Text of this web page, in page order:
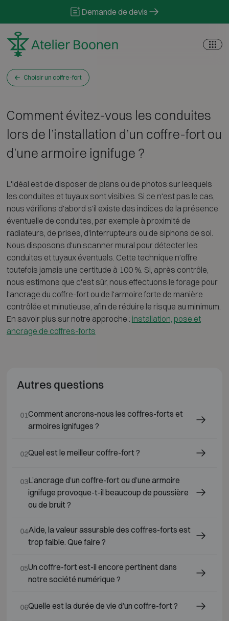
Demande de devis
Choisir un coffre-fort
Comment évitez-vous les conduites
lors de l’installation d’un coffre-fort ou
d’une armoire ignifuge ?
L'idéal est de disposer de plans ou de photos sur lesquels
les conduites et tuyaux sont visibles. Si ce n'est pas le cas,
nous vérifions d'abord s'il existe des indices de la présence
éventuelle de conduites, par exemple à proximité de
radiateurs, de prises, d'interrupteurs ou de siphons de sol.
Nous disposons d'un scanner mural pour détecter les
conduites et tuyaux éventuels. Cette technique n'offre
toutefois jamais une certitude à 100 %. Si, après contrôle,
nous estimons que c'est sûr, nous effectuons le forage pour
l'ancrage du coffre-fort ou de l'armoire forte de manière
contrôlée et minutieuse, afin de réduire le risque au minimum.
En savoir plus sur notre approche : installation, pose et
ancrage de coffres-forts
Autres questions
01Comment ancrons-nous les coffres-forts et
armoires ignifuges ?
02Quel est le meilleur coffre-fort ?
03L’ancrage d’un coffre-fort ou d’une armoire
ignifuge provoque-t-il beaucoup de poussière
ou de bruit ?
04Aide, la valeur assurable des coffres-forts est
trop faible. Que faire ?
05Un coffre-fort est-il encore pertinent dans
notre société numérique ?
06Quelle est la durée de vie d’un coffre-fort ?